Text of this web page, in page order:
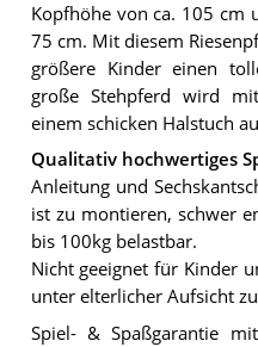
Kopfhöhe von ca. 105 cm
75 cm. Mit diesem
größere Kinder einen
große Stehpferd wird
einem schicken Halstuch
Qualitativ hochwertiges
Anleitung und
ist zu montieren, schwer
bis 100kg belastbar.
Nicht geeignet für Kinder
unter elterlicher Aufsicht
Spiel- & Spaßgarantie